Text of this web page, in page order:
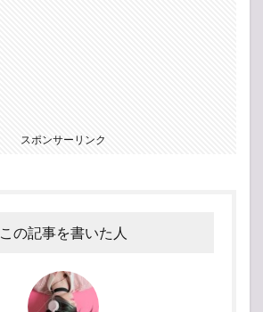
スポンサーリンク
この記事を書いた人